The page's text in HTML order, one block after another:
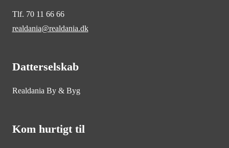
Tlf. 70 11 66 66
realdania@realdania.dk
Datterselskab
Realdania By & Byg
Kom hurtigt til